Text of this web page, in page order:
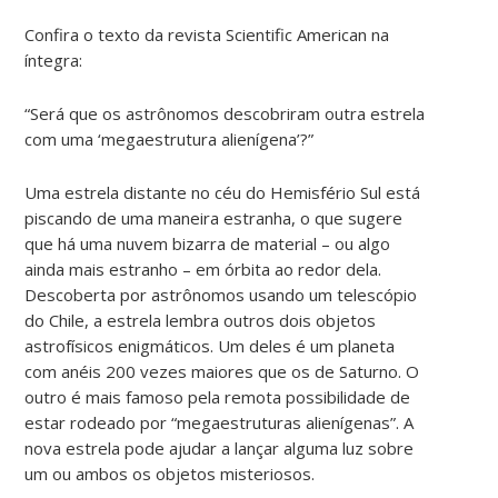
Confira o texto da revista Scientific American na
íntegra:
“Será que os astrônomos descobriram outra estrela
com uma ‘megaestrutura alienígena’?”
Uma estrela distante no céu do Hemisfério Sul está
piscando de uma maneira estranha, o que sugere
que há uma nuvem bizarra de material – ou algo
ainda mais estranho – em órbita ao redor dela.
Descoberta por astrônomos usando um telescópio
do Chile, a estrela lembra outros dois objetos
astrofísicos enigmáticos. Um deles é um planeta
com anéis 200 vezes maiores que os de Saturno. O
outro é mais famoso pela remota possibilidade de
estar rodeado por “megaestruturas alienígenas”. A
nova estrela pode ajudar a lançar alguma luz sobre
um ou ambos os objetos misteriosos.